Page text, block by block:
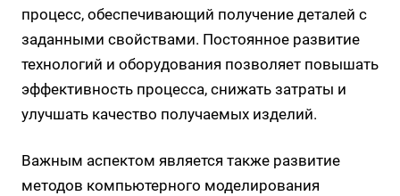
процесс, обеспечивающий получение деталей с
заданными свойствами. Постоянное развитие
технологий и оборудования позволяет повышать
эффективность процесса, снижать затраты и
улучшать качество получаемых изделий.
Важным аспектом является также развитие
методов компьютерного моделирования